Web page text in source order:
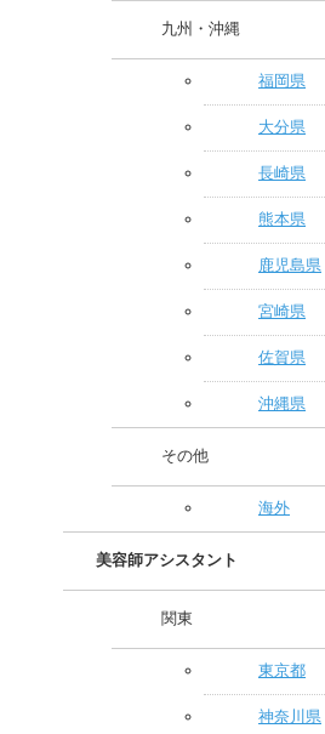
九州・沖縄
福岡県
大分県
長崎県
熊本県
鹿児島県
宮崎県
佐賀県
沖縄県
その他
海外
美容師アシスタント
関東
東京都
神奈川県